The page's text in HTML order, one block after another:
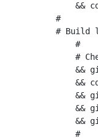
&&
#
# Build
    #
#
&&
&&
&&
&&
&&
    #